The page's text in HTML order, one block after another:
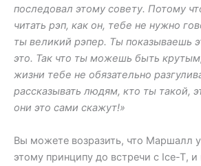
последовал этому совету. Потому
читать рэп, как он, тебе не нужно
ты великий рэпер. Ты показываешь
это. Так что ты можешь быть
жизни тебе не обязательно
рассказывать людям, кто ты такой,
они это сами скажут!»
Вы можете возразить, что Маршалл
этому принципу до встречи с Ice-T,